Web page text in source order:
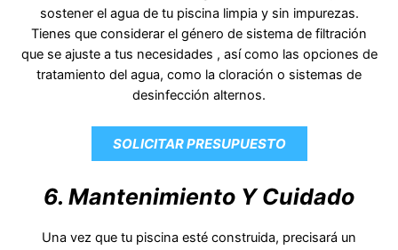
sostener el agua de tu piscina limpia y sin impurezas.
Tienes que considerar el género de sistema de filtración
que se ajuste a tus necesidades , así como las opciones de
tratamiento del agua, como la cloración o sistemas de
desinfección alternos.
SOLICITAR PRESUPUESTO
6. Mantenimiento Y Cuidado
Una vez que tu piscina esté construida, precisará un